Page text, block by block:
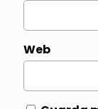
Web